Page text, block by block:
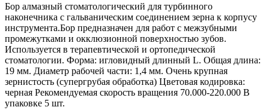
Бор алмазный стоматологический для турбинного
наконечника с гальваническим соединением зерна к корпусу
инструмента.Бор предназначен для работ с межзубными
промежутками и окклюзионной поверхностью зубов.
Используется в терапевтической и ортопедической
стоматологии. Форма: игловидный длинный L. Общая длина:
19 мм. Диаметр рабочей части: 1,4 мм. Очень крупная
зернистость (супергрубая обработка) Цветовая кодировка:
черная Рекомендуемая скорость вращения 70.000-220.000 В
упаковке 5 шт.